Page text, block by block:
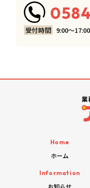
受付時間 9:00〜
Home
ホーム
Information
お知らせ